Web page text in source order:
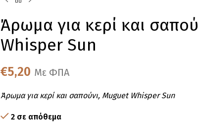
Άρωμα για κερί και
Whisper Sun
€5,20 Με ΦΠΑ
Άρωμα για κερί και σαπούνι, Muguet Whisper Sun
2 σε απόθεμα